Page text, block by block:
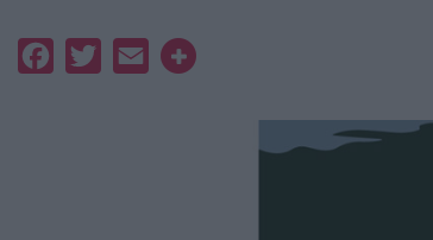
FacebookTwitterEmail